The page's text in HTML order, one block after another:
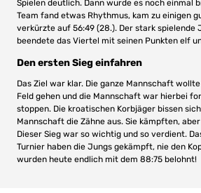
Spielen deutlich. Dann wurde es noch einmal
Team fand etwas Rhythmus, kam zu einigen
verkürzte auf 56:49 (28.). Der stark spielende
beendete das Viertel mit seinen Punkten elf
Den ersten Sieg einfahren
Das Ziel war klar. Die ganze Mannschaft
Feld gehen und die Mannschaft war hierbei
stoppen. Die kroatischen Korbjäger bissen
Mannschaft die Zähne aus. Sie kämpften,
Dieser Sieg war so wichtig und so verdient.
Turnier haben die Jungs gekämpft, nie den
wurden heute endlich mit dem 88:75 belohnt!